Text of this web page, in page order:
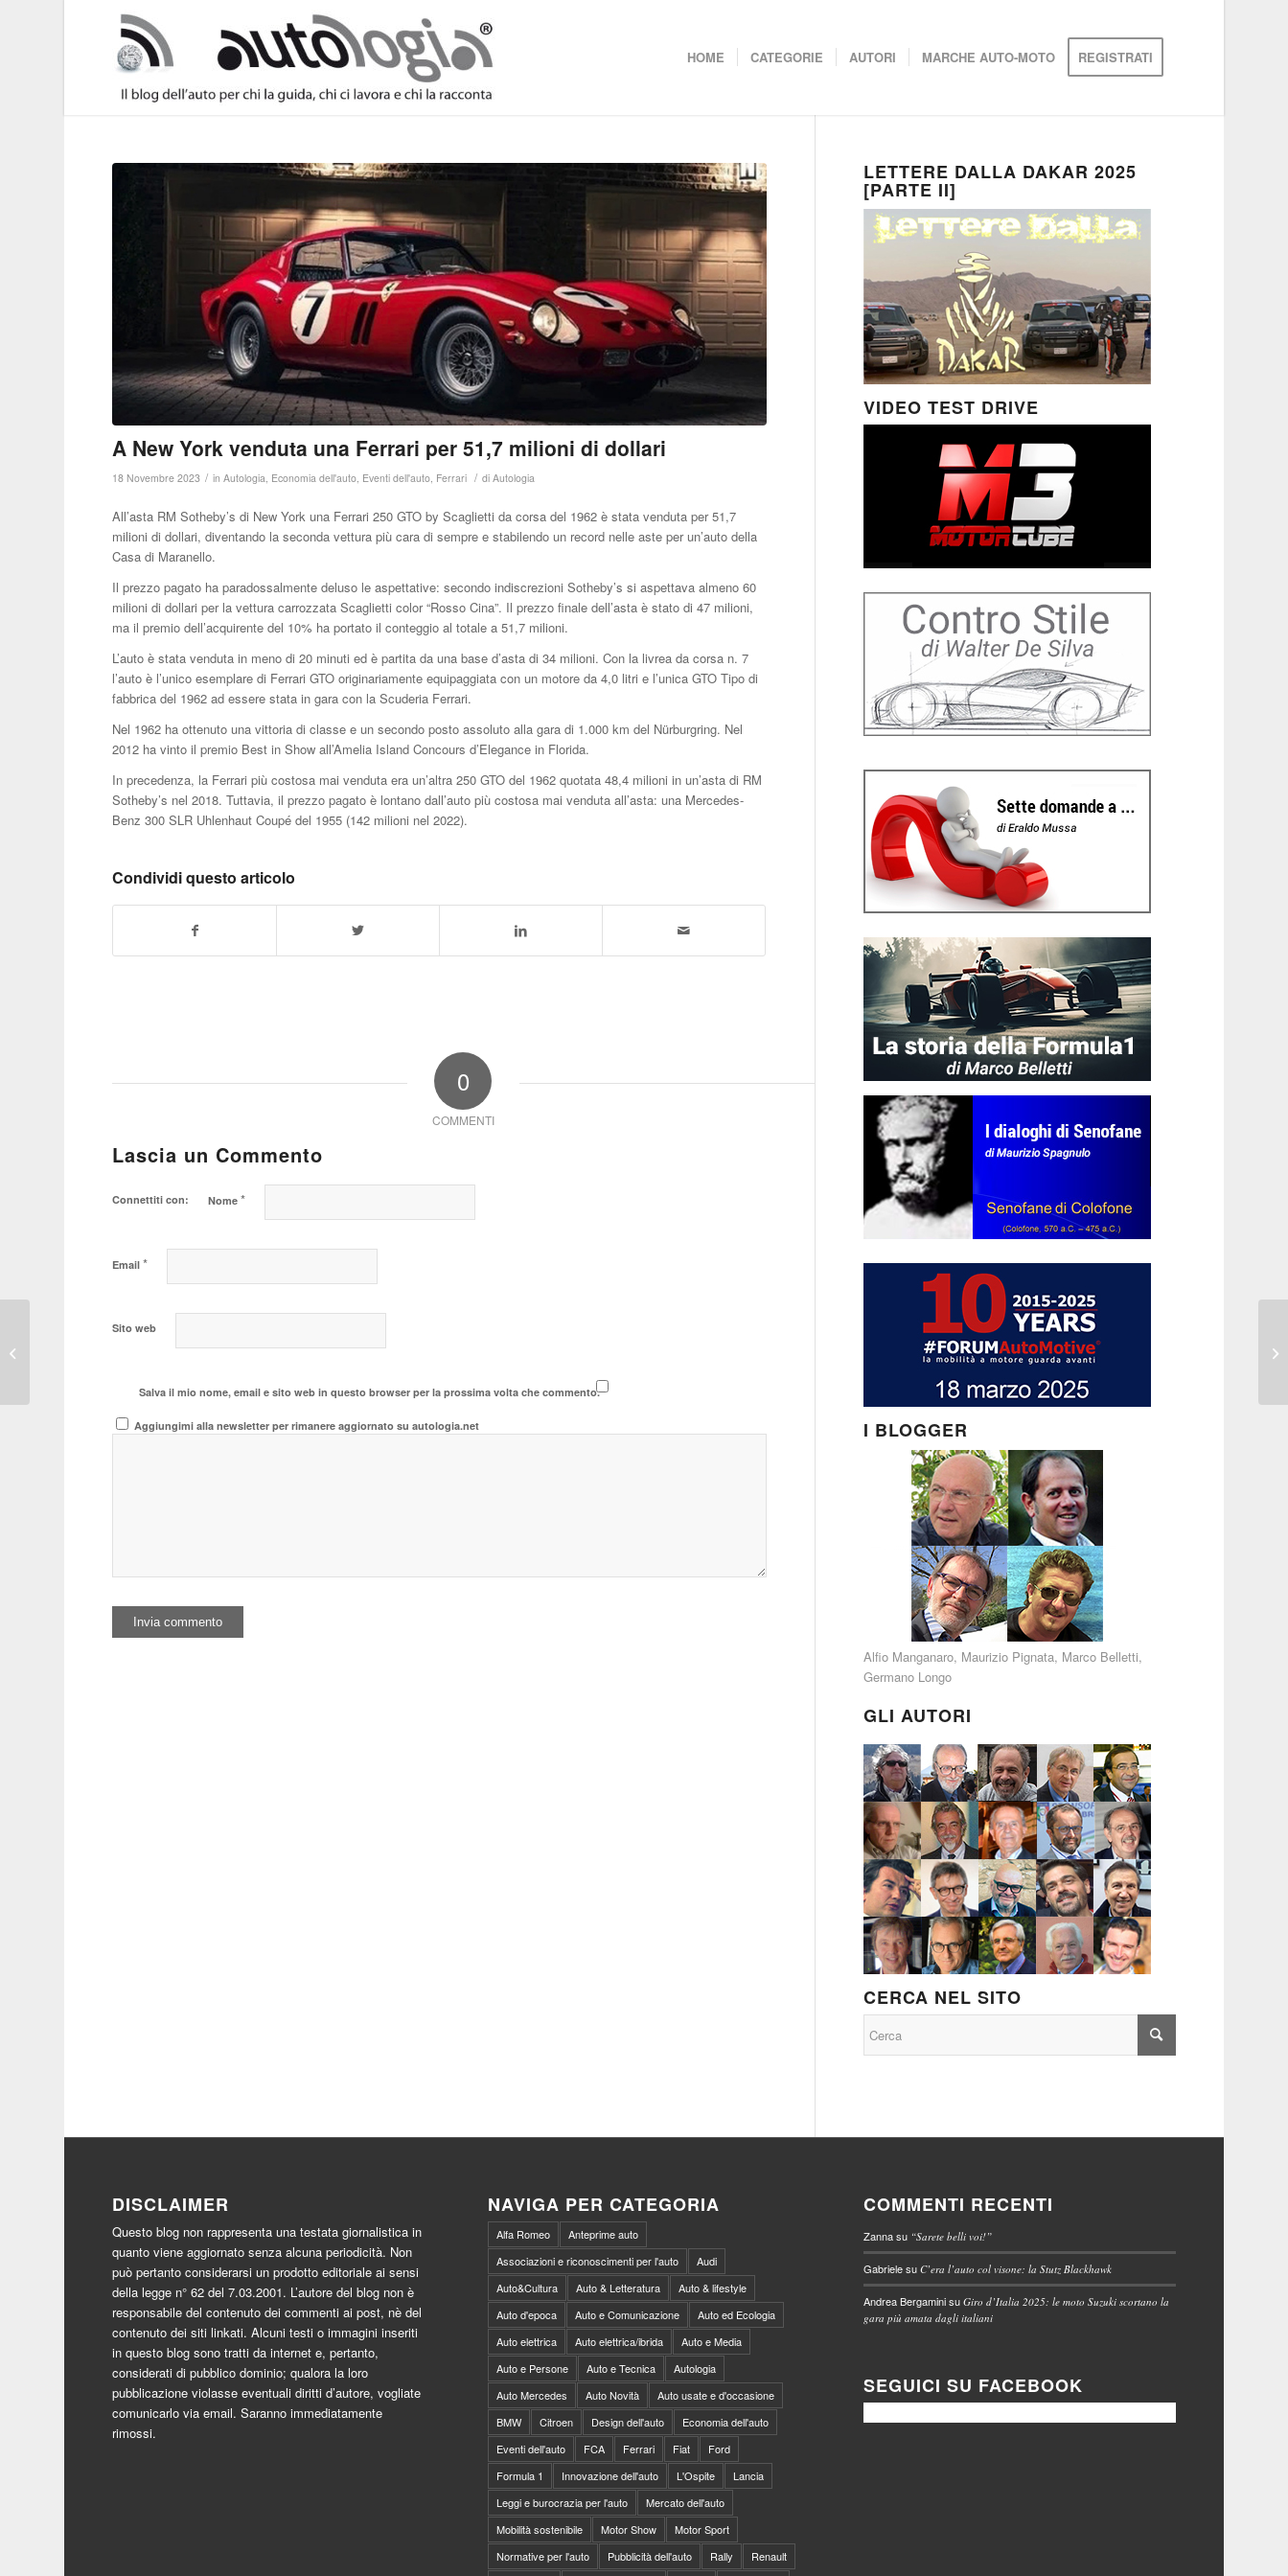
HOME CATEGORIE AUTORI MARCHE AUTO-MOTO REGISTRATI
A New York venduta una Ferrari per 51,7 milioni di dollari
18 Novembre 2023 / inAutologia Economia dell'auto Eventi dell'auto Ferrari / diAutologia
All’asta RM Sotheby’s di New York una Ferrari 250 GTO by Scaglietti da corsa del 1962 è stata venduta per 51,7
milioni di dollari, diventando la seconda vettura più cara di sempre e stabilendo un record nelle aste per un’auto della
Casa di Maranello.
Il prezzo pagato ha paradossalmente deluso le aspettative: secondo indiscrezioni Sotheby’s si aspettava almeno 60
milioni di dollari per la vettura carrozzata Scaglietti color “Rosso Cina”. Il prezzo finale dell’asta è stato di 47 milioni,
ma il premio dell’acquirente del 10% ha portato il conteggio al totale a 51,7 milioni.
L’auto è stata venduta in meno di 20 minuti ed è partita da una base d’asta di 34 milioni. Con la livrea da corsa n. 7
l’auto è l’unico esemplare di Ferrari GTO originariamente equipaggiata con un motore da 4,0 litri e l’unica GTO Tipo di
fabbrica del 1962 ad essere stata in gara con la Scuderia Ferrari.
Nel 1962 ha ottenuto una vittoria di classe e un secondo posto assoluto alla gara di 1.000 km del Nürburgring. Nel
2012 ha vinto il premio Best in Show all’Amelia Island Concours d’Elegance in Florida.
In precedenza, la Ferrari più costosa mai venduta era un’altra 250 GTO del 1962 quotata 48,4 milioni in un’asta di RM
Sotheby’s nel 2018. Tuttavia, il prezzo pagato è lontano dall’auto più costosa mai venduta all’asta: una Mercedes-
Benz 300 SLR Uhlenhaut Coupé del 1955 (142 milioni nel 2022).
Condividi questo articolo
0
COMMENTI
Lascia un Commento
Connettiti con: Nome*
Email*
Sito web
Salva il mio nome, email e sito web in questo browser per la prossima volta che commento.
Aggiungimi alla newsletter per rimanere aggiornato su autologia.net
LETTERE DALLA DAKAR 2025
[PARTE II]
VIDEO TEST DRIVE
I BLOGGER
Alfio Manganaro, Maurizio Pignata, Marco Belletti,
Germano Longo
GLI AUTORI
CERCA NEL SITO
DISCLAIMER
Questo blog non rappresenta una testata giornalistica in
quanto viene aggiornato senza alcuna periodicità. Non
può pertanto considerarsi un prodotto editoriale ai sensi
della legge n° 62 del 7.03.2001. L’autore del blog non è
responsabile del contenuto dei commenti ai post, nè del
contenuto dei siti linkati. Alcuni testi o immagini inseriti
in questo blog sono tratti da internet e, pertanto,
considerati di pubblico dominio; qualora la loro
pubblicazione violasse eventuali diritti d’autore, vogliate
comunicarlo via email. Saranno immediatamente
rimossi.
NAVIGA PER CATEGORIA
Alfa Romeo
Anteprime auto
Associazioni e riconoscimenti per l'auto
Audi
Auto&Cultura
Auto & Letteratura
Auto & lifestyle
Auto d'epoca
Auto e Comunicazione
Auto ed Ecologia
Auto elettrica
Auto elettrica/ibrida
Auto e Media
Auto e Persone
Auto e Tecnica
Autologia
Auto Mercedes
Auto Novità
Auto usate e d'occasione
BMW
Citroen Design dell'auto
Economia dell'auto
Eventi dell'auto
FCA Ferrari Fiat
Ford
Formula 1
Innovazione dell'auto L'Ospite
Lancia
Leggi e burocrazia per l'auto
Mercato dell'auto
Mobilità sostenibile
Motor Show
Motor Sport
Normative per l'auto
Pubblicità dell'auto Rally
Renault
COMMENTI RECENTI
Zannasu “Sarete belli voi!”
GabrielesuC’era l’auto col visone: la Stutz Blackhawk
Andrea BergaminisuGiro d’Italia 2025: le moto Suzuki scortano la
gara più amata dagli italiani
SEGUICI SU FACEBOOK